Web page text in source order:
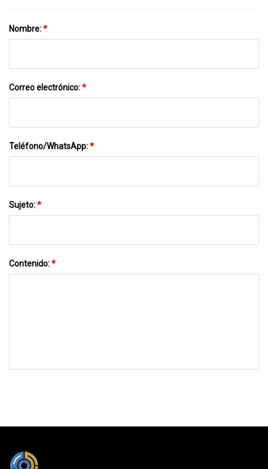
Nombre:*
Correo electrónico:*
Teléfono/WhatsApp:*
Sujeto:*
Contenido:*